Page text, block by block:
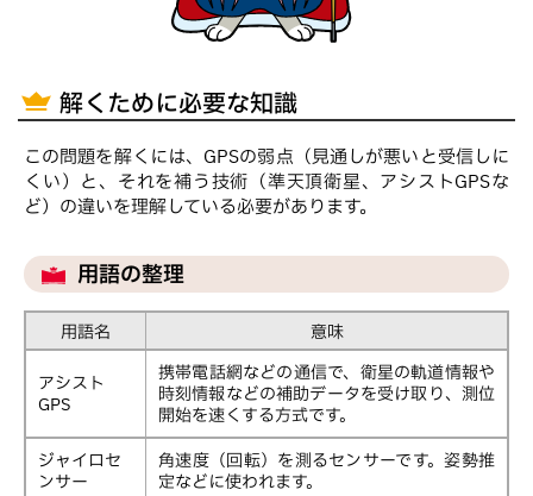
解くために必要な知識
この問題を解くには、GPSの弱点（見通しが悪いと受信しに
くい）と、それを補う技術（準天頂衛星、アシストGPSな
ど）の違いを理解している必要があります。
用語の整理
用語名 意味
アシスト
GPS
携帯電話網などの通信で、衛星の軌道情報や
時刻情報などの補助データを受け取り、測位
開始を速くする方式です。
ジャイロセ
ンサー
角速度（回転）を測るセンサーです。姿勢推
定などに使われます。